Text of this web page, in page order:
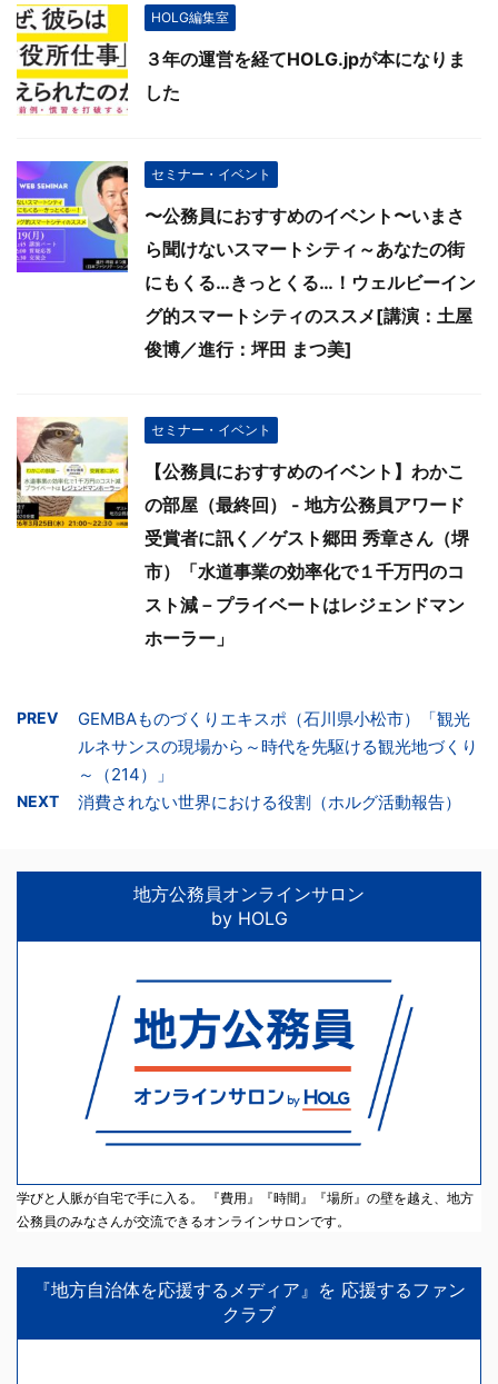
HOLG編集室
３年の運営を経てHOLG.jpが本になりま
した
セミナー・イベント
〜公務員におすすめのイベント〜いまさ
ら聞けないスマートシティ～あなたの街
にもくる…きっとくる…！ウェルビーイン
グ的スマートシティのススメ[講演：土屋
俊博／進行：坪田 まつ美]
セミナー・イベント
【公務員におすすめのイベント】わかこ
の部屋（最終回） - 地方公務員アワード
受賞者に訊く／ゲスト郷田 秀章さん（堺
市）「水道事業の効率化で１千万円のコ
スト減－プライベートはレジェンドマン
ホーラー」
PREV
GEMBAものづくりエキスポ（石川県小松市）「観光
ルネサンスの現場から～時代を先駆ける観光地づくり
～（214）」
NEXT 消費されない世界における役割（ホルグ活動報告）
地方公務員オンラインサロン
by HOLG
学びと人脈が自宅で手に入る。 『費用』『時間』『場所』の壁を越え、地方
公務員のみなさんが交流できるオンラインサロンです。
『地方自治体を応援するメディア』を 応援するファン
クラブ